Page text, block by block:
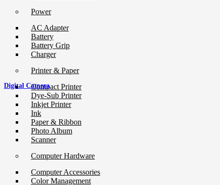
Power
AC Adapter
Battery
Battery Grip
Charger
Printer & Paper
Compact Printer
Dye-Sub Printer
Inkjet Printer
Ink
Paper & Ribbon
Photo Album
Scanner
Computer Hardware
Computer Accessories
Color Management
Digital Camera